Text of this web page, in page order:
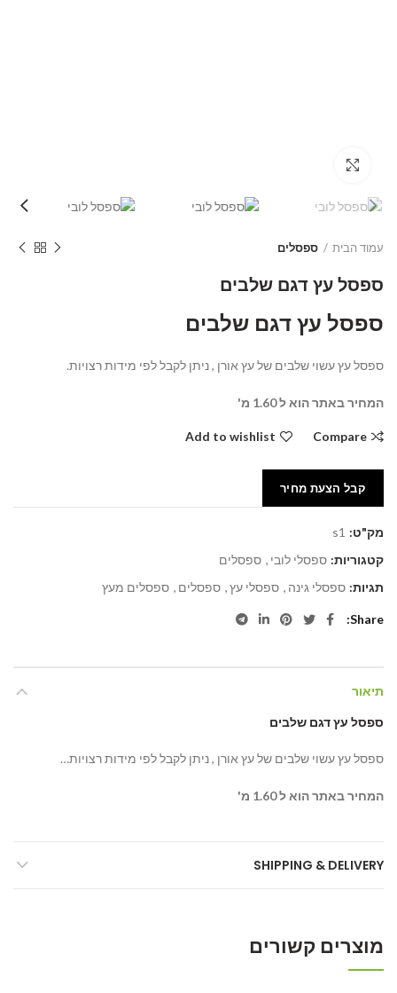
עמוד הבית ספסלים
ספסל עץ דגם שלבים
ספסל עץ דגם שלבים
ספסל עץ עשוי שלבים של עץ אורן , ניתן לקבל לפי מידות רצויות.
המחיר באתר הוא ל 1.60 מ'
Compare
Add to wishlist
קבל הצעת מחיר
מק"ט: s1
קטגוריות: ספסלי לובי , ספסלים
תגיות: ספסלי גינה , ספסלי עץ, ספסלים , ספסלים מעץ
Share
תיאור
ספסל עץ דגם שלבים
ספסל עץ עשוי שלבים של עץ אורן , ניתן לקבל לפי מידות רצויות…
המחיר באתר הוא ל 1.60 מ'
SHIPPING & DELIVERY
מוצרים קשורים